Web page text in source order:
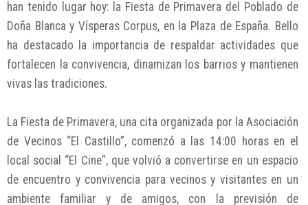
han tenido lugar hoy: la Fiesta de Primavera del Poblado de
Doña Blanca y Vísperas Corpus, en la Plaza de España. Bello
ha destacado la importancia de respaldar actividades que
fortalecen la convivencia, dinamizan los barrios y mantienen
vivas las tradiciones.
La Fiesta de Primavera, una cita organizada por la Asociación
de Vecinos “El Castillo”, comenzó a las 14:00 horas en el
local social “El Cine”, que volvió a convertirse en un espacio
de encuentro y convivencia para vecinos y visitantes en un
ambiente familiar y de amigos, con la previsión de